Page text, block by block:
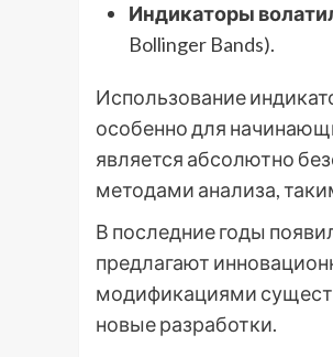
Индикаторы
Bollinger Bands).
Использование
особенно для
является абсолютно
методами анализа,
В последние годы
предлагают
модификациями
новые разработки.